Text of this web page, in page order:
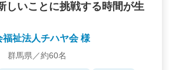
しいことに挑戦する時間が生
福祉法人チハヤ会 様
群馬県／約60名